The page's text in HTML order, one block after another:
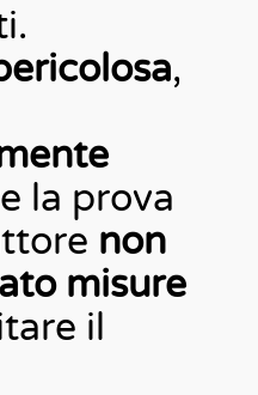
,
la prova
non
misure
il